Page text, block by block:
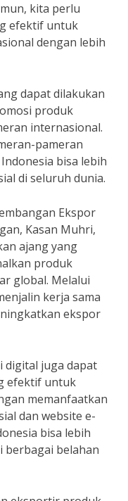
kita perlu
efektif untuk
dengan lebih
dapat dilakukan
produk
internasional.
pameran
bisa lebih
di seluruh dunia.
Ekspor
Kasan Muhri,
ajang yang
produk
global. Melalui
kerja sama
ekspor
digital juga dapat
efektif untuk
memanfaatkan
dan website e-
bisa lebih
berbagai belahan